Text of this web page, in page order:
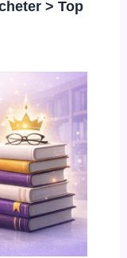
> Top